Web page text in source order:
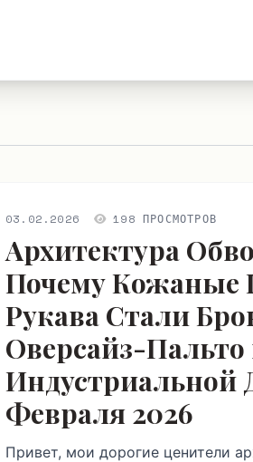
03.02.2026 198 ПРОСМОТРОВ
Архитектура
Почему Кожаные
Рукава Стали
Оверсайз-
Индустриальной
Февраля 2026
Привет, мои дорогие ценители